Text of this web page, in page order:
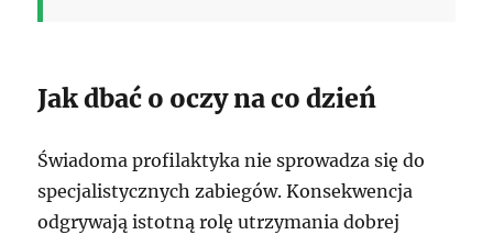
Jak dbać o oczy na co dzień
Świadoma profilaktyka nie sprowadza się do
specjalistycznych zabiegów. Konsekwencja
odgrywają istotną rolę utrzymania dobrej